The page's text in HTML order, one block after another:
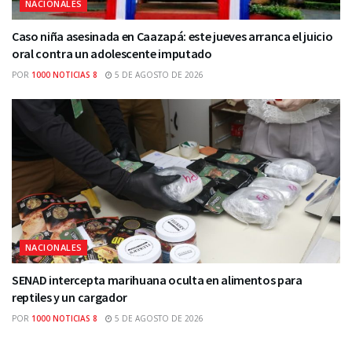
NACIONALES
Caso niña asesinada en Caazapá: este jueves arranca el juicio
oral contra un adolescente imputado
POR 1000 NOTICIAS 8 5 DE AGOSTO DE 2026
NACIONALES
SENAD intercepta marihuana oculta en alimentos para
reptiles y un cargador
POR 1000 NOTICIAS 8 5 DE AGOSTO DE 2026